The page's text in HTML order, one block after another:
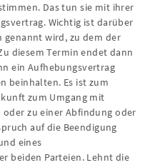
Das tun sie mit ihrer
Wichtig ist darüber
genannt wird, zu dem der
diesem Termin endet dann
ein Aufhebungsvertrag
beinhalten. Es ist zum
zum Umgang mit
zu einer Abfindung oder
auf die Beendigung
eines
beiden Parteien. Lehnt die